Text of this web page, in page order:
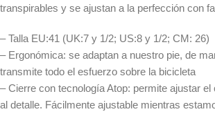
transpirables y se ajustan a la perfección con
– Talla EU:41 (UK:7 y 1/2; US:8 y 1/2; CM: 26)
– Ergonómica: se adaptan a nuestro pie, de
transmite todo el esfuerzo sobre la bicicleta
– Cierre con tecnología Atop: permite ajustar
al detalle. Fácilmente ajustable mientras